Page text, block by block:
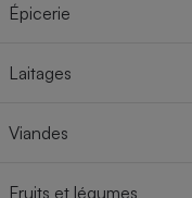
Épicerie
Laitages
Viandes
Fruits et légumes